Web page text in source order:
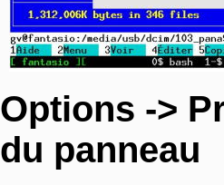
Options ->
du panneau